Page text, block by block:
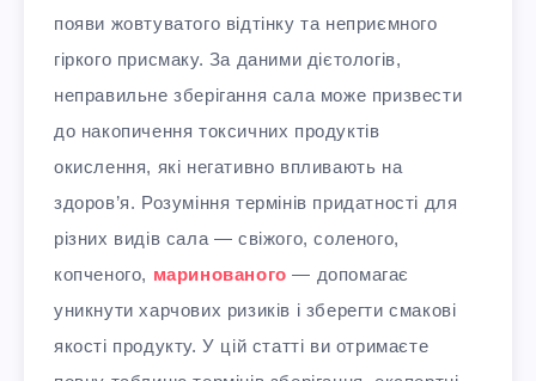
появи жовтуватого відтінку та неприємного
гіркого присмаку. За даними дієтологів,
неправильне зберігання сала може призвести
до накопичення токсичних продуктів
окислення, які негативно впливають на
здоров’я. Розуміння термінів придатності для
різних видів сала — свіжого, соленого,
копченого, маринованого— допомагає
уникнути харчових ризиків і зберегти смакові
якості продукту. У цій статті ви отримаєте